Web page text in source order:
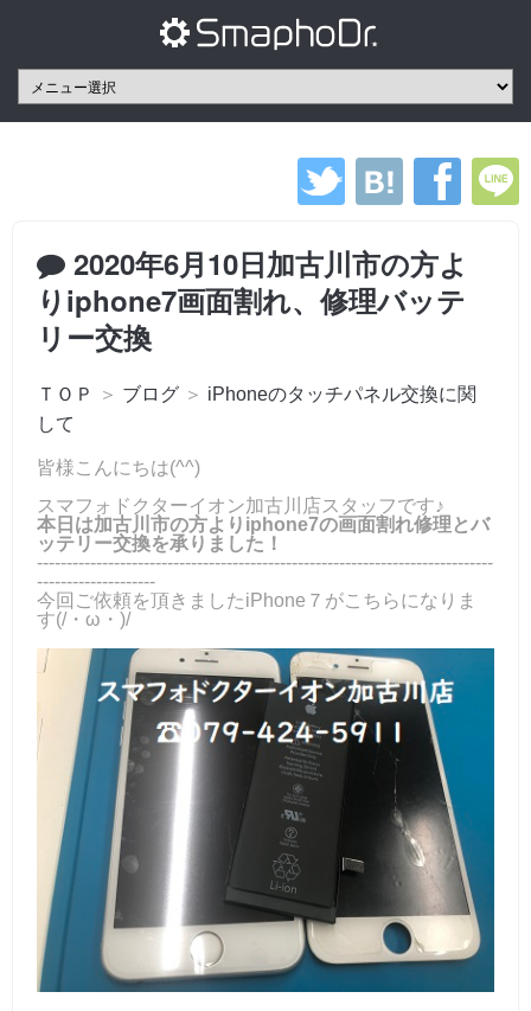
2020年6月10日加古川市の方よ
りiphone7画面割れ、修理バッテ
リー交換
ＴＯＰ ＞ ブログ ＞ iPhoneのタッチパネル交換に関
して
皆様こんにちは(^^)
スマフォドクターイオン加古川店スタッフです♪
本日は加古川市の方よりiphone7の画面割れ修理とバ
ッテリー交換を承りました！
-----------------------------------------------------------------------------
--------------------
今回ご依頼を頂きましたiPhone７がこちらになりま
す(/・ω・)/